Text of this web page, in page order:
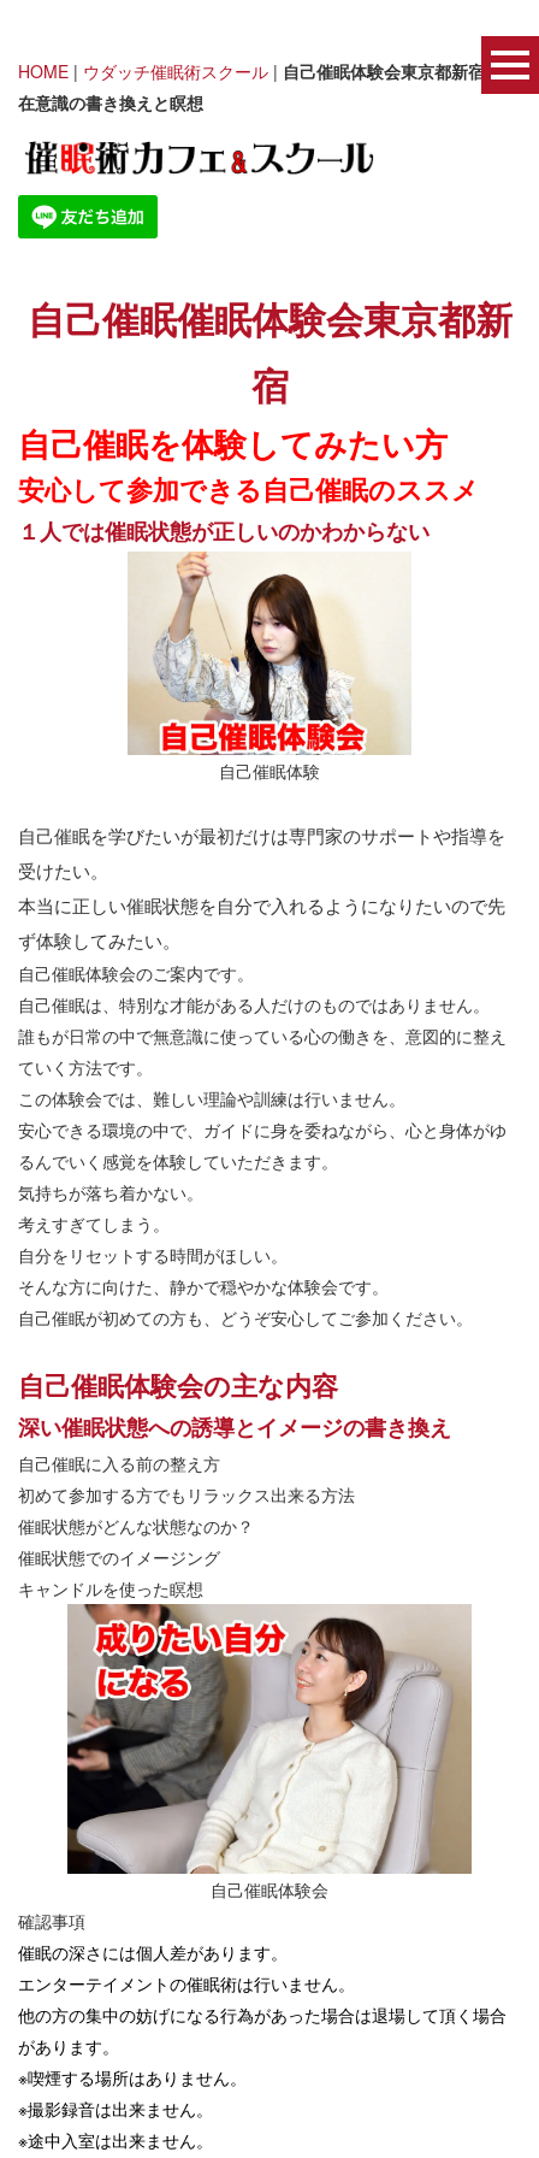
HOME | ウダッチ催眠術スクール | 自己催眠体験会東京都新宿｜潜
在意識の書き換えと瞑想
自己催眠催眠体験会東京都新
宿
自己催眠を体験してみたい方
安心して参加できる自己催眠のススメ
１人では催眠状態が正しいのかわからない
自己催眠体験
自己催眠を学びたいが最初だけは専門家のサポートや指導を
受けたい。
本当に正しい催眠状態を自分で入れるようになりたいので先
ず体験してみたい。
自己催眠体験会のご案内です。
自己催眠は、特別な才能がある人だけのものではありません。
誰もが日常の中で無意識に使っている心の働きを、意図的に整え
ていく方法です。
この体験会では、難しい理論や訓練は行いません。
安心できる環境の中で、ガイドに身を委ねながら、心と身体がゆ
るんでいく感覚を体験していただきます。
気持ちが落ち着かない。
考えすぎてしまう。
自分をリセットする時間がほしい。
そんな方に向けた、静かで穏やかな体験会です。
自己催眠が初めての方も、どうぞ安心してご参加ください。
自己催眠体験会の主な内容
深い催眠状態への誘導とイメージの書き換え
自己催眠に入る前の整え方
初めて参加する方でもリラックス出来る方法
催眠状態がどんな状態なのか？
催眠状態でのイメージング
キャンドルを使った瞑想
自己催眠体験会
確認事項
催眠の深さには個人差があります。
エンターテイメントの催眠術は行いません。
他の方の集中の妨げになる行為があった場合は退場して頂く場合
があります。
※喫煙する場所はありません。
※撮影録音は出来ません。
※途中入室は出来ません。